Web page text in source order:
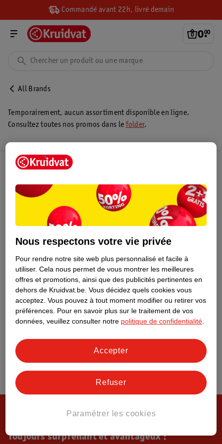
Commandé avant 22h, livré demain
0.
00
All Brands
Temporairement, aucun assortiment disponible en ligne.
Consultez toutes nos promos dans le folder.
Toujours surprenant et avantageux !
Nous respectons votre vie privée
Pour rendre notre site web plus personnalisé et facile à
utiliser. Cela nous permet de vous montrer les meilleures
offres et promotions, ainsi que des publicités pertinentes en
dehors de Kruidvat.be. Vous décidez quels cookies vous
acceptez. Vous pouvez à tout moment modifier ou retirer vos
préférences. Pour en savoir plus sur le traitement de vos
données, veuillez consulter notre politique de confidentialité
Paramétrer les cookies
Refuser
Accepter